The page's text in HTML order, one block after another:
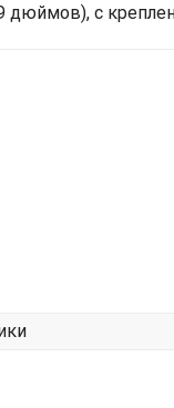
дюймов), с